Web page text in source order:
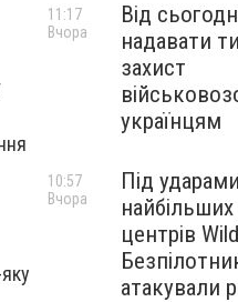
Від
надавати
захист
українцям
11:17
Вчора
Під
центрів
атакували
10:57
Вчора